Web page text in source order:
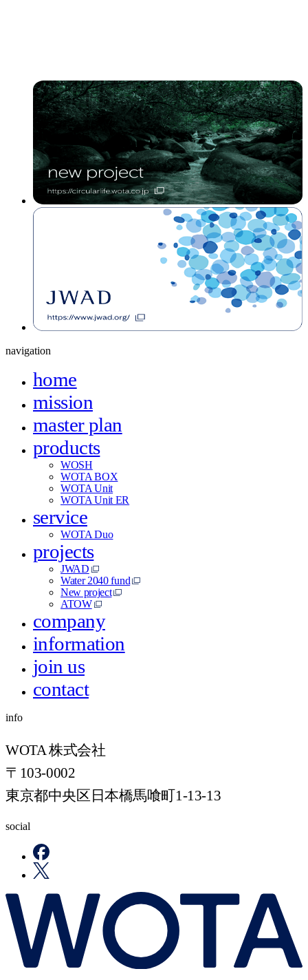
navigation
home
mission
master plan
products
WOSH
WOTA BOX
WOTA Unit
WOTA Unit ER
service
WOTA Duo
projects
JWAD
Water 2040 fund
New project
ATOW
company
information
join us
contact
info
WOTA 株式会社
〒103-0002
東京都中央区日本橋馬喰町1-13-13
social